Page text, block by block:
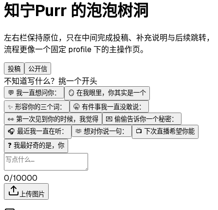
知宁Purr 的泡泡树洞
左右栏保持原位，只在中间完成投稿、补充说明与后续跳转，
流程更像一个固定 profile 下的主操作页。
投稿 公开信
不知道写什么？挑一个开头
💬 我一直想问你： 🪞 在我眼里，你其实是一个
✨ 形容你的三个词： 🤫 有件事我一直没敢说：
👀 第一次见到你的时候，我觉得 💌 偷偷告诉你一个秘密：
🎧 最近我一直在听： 🫶 想对你说一句： 📺 下次直播希望你能
❓ 我最好奇的是，你
0/10000
上传图片